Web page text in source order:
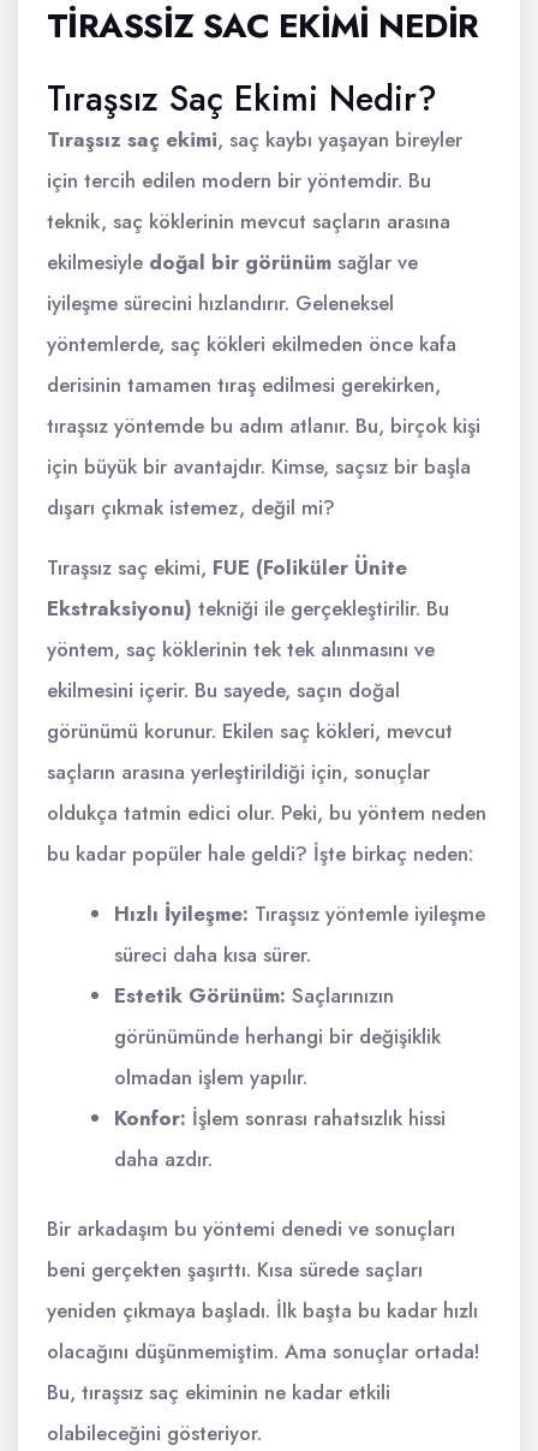
TIRASSIZ SAC EKIMI NEDIR
Tıraşsız Saç Ekimi Nedir?
Tıraşsız saç ekimi, saç kaybı yaşayan bireyler
için tercih edilen modern bir yöntemdir. Bu
teknik, saç köklerinin mevcut saçların arasına
ekilmesiyle doğal bir görünüm sağlar ve
iyileşme sürecini hızlandırır. Geleneksel
yöntemlerde, saç kökleri ekilmeden önce kafa
derisinin tamamen tıraş edilmesi gerekirken,
tıraşsız yöntemde bu adım atlanır. Bu, birçok kişi
için büyük bir avantajdır. Kimse, saçsız bir başla
dışarı çıkmak istemez, değil mi?
Tıraşsız saç ekimi, FUE (Foliküler Ünite
Ekstraksiyonu) tekniği ile gerçekleştirilir. Bu
yöntem, saç köklerinin tek tek alınmasını ve
ekilmesini içerir. Bu sayede, saçın doğal
görünümü korunur. Ekilen saç kökleri, mevcut
saçların arasına yerleştirildiği için, sonuçlar
oldukça tatmin edici olur. Peki, bu yöntem neden
bu kadar popüler hale geldi? İşte birkaç neden:
Hızlı İyileşme: Tıraşsız yöntemle iyileşme
süreci daha kısa sürer.
Estetik Görünüm: Saçlarınızın
görünümünde herhangi bir değişiklik
olmadan işlem yapılır.
Konfor: İşlem sonrası rahatsızlık hissi
daha azdır.
Bir arkadaşım bu yöntemi denedi ve sonuçları
beni gerçekten şaşırttı. Kısa sürede saçları
yeniden çıkmaya başladı. İlk başta bu kadar hızlı
olacağını düşünmemiştim. Ama sonuçlar ortada!
Bu, tıraşsız saç ekiminin ne kadar etkili
olabileceğini gösteriyor.